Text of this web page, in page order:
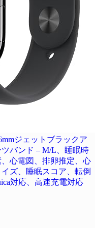
ジェットブラックア
バンド – M/L、睡眠時
心電図、排卵推定、心
ズ、睡眠スコア、転倒
対応、高速充電対応